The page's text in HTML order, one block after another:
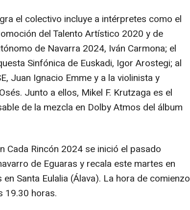
el colectivo incluye a intérpretes como el
del Talento Artístico 2020 y de
de Navarra 2024, Iván Carmona; el
Sinfónica de Euskadi, Igor Arostegi; al
Juan Ignacio Emme y a la violinista y
Junto a ellos, Mikel F. Krutzaga es el
de la mezcla en Dolby Atmos del álbum
Cada Rincón 2024 se inició el pasado
de Eguaras y recala este martes en
Santa Eulalia (Álava). La hora de comienzo
19.30 horas.